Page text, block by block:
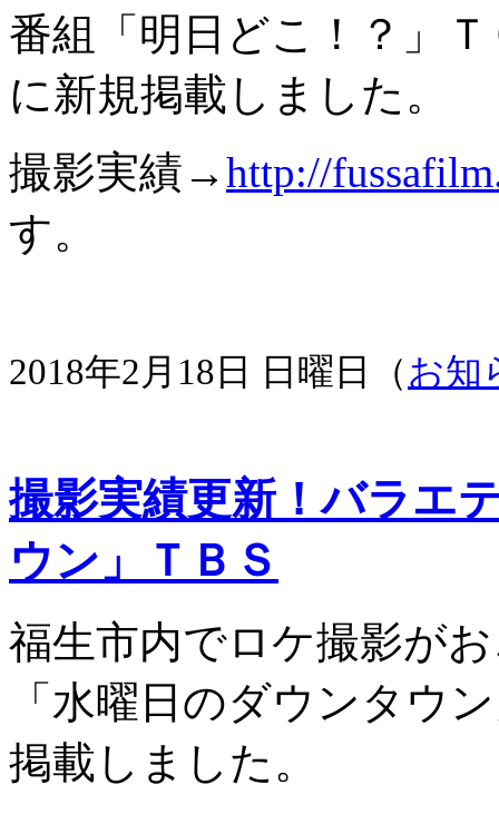
番組「明日どこ！？」
に新規掲載しました。
撮影実績→http://
す。
2018年2月18日 日曜日（お知
撮影実績更新！バラエ
ウン」ＴＢＳ
福生市内でロケ撮影が
「水曜日のダウンタウ
掲載しました。